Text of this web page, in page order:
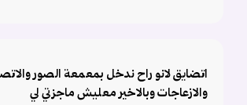
اتضايق لانو راح ندخل بمعمعة الصور
والازعاجات وبالاخير معليش ماجزتي لي